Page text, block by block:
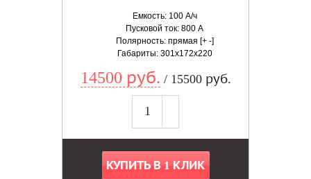
Емкость: 100 А/ч
Пусковой ток: 800 А
Полярность: прямая [+ -]
Габариты: 301x172x220
14500 руб. / 15500 руб.
КУПИТЬ В 1 КЛИК